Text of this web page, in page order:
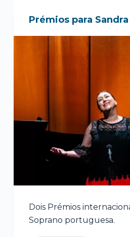
Prémios para
Dois Prémios
Soprano portuguesa.